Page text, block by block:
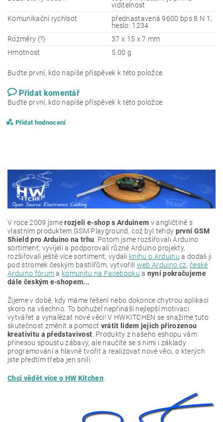
viditelnost
Komunikační rychlsot
přednastavená 9600 bps 8 N 1,
heslo: 1234
Rozměry (?)
37 x 15 x 7 mm
Hmotnost
5.00 g
Buďte první, kdo napíše příspěvek k této položce.
Přidat komentář
Buďte první, kdo napíše příspěvek k této položce.
Přidat hodnocení
V roce 2009 jsmerozjeli e-shop s Arduinem v angličtině s
vlastním produktem GSM Playground, což byl tehdy první GSM
Shield pro Arduino na trhu . Potom jsme rozšiřovali Arduino
sortiment, vyvíjeli a podporovali různé Arduino projekty,
rozšiřovali ještě více sortiment, vydali knihu o Arduinu a dodali ji
pod stromek českým bastlířům, vytvořili web Arduino.cz, české
Arduino fóruma komunitu na Facebooku a nyní pokračujeme
dále českým e-shopem...
Žijeme v době, kdy máme řešení nebo dokonce chytrou aplikaci
skoro na všechno. To bohužel nepřináší nejlepší motivaci
vytvářet a vynalézat nové věci! V HWKITCHEN se snažíme tuto
skutečnost změnit a pomoct vrátit lidem jejich přirozenou
kreativitu a představivost . Produkty z našeho eshopu vám
přinesou spoustu zábavy, ale naučíte se s nimi i základy
programování a hlavně tvořit a realizovat nové věci, o kterých
jste předtím třeba jen snili.
Chci vědět více o HW Kitchen.